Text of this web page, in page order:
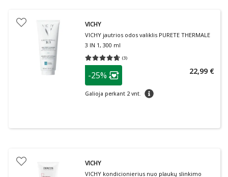
VICHY
VICHY jautrios odos valiklis PURETE THERMALE
3 IN 1, 300 ml
(3)
Vidutinis įvertinimas 4.67
patarimas
Lojalumo klubo narių nuolaida
-25%
Galioja perkant 2 vnt. patarimas
22,99 €
VICHY
VICHY kondicionierius nuo plaukų slinkimo